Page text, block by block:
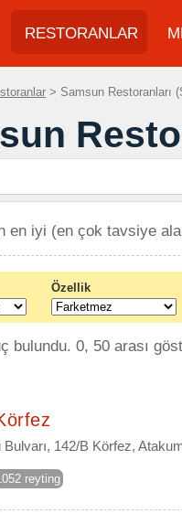
RESTORANLAR
> Samsun Restoranları
en iyi (en çok tavsiye
Özellik
bulundu. 0, 50 arası
Bulvarı, 142/B Körfez,
reyting